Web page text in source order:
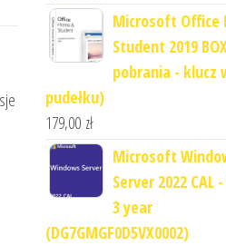
Microsoft Office
Student 2019
pobrania - klucz
pudełku)
179,00 zł
Microsoft
Server 2022 CAL
3 year
(DG7GMGF0D5VX0002)